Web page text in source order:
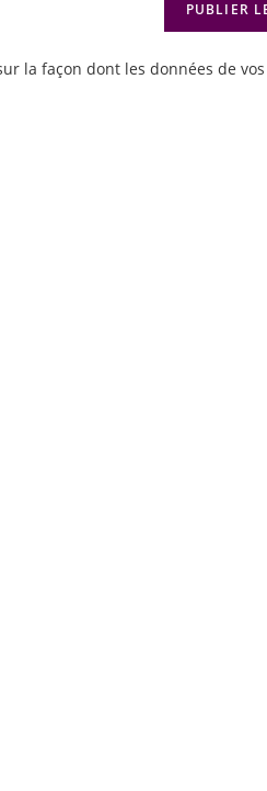
la façon dont les données de